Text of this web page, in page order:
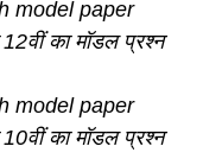
model paper
का मॉडल प्रश्न
model paper
का मॉडल प्रश्न